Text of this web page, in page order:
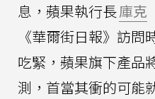
息，蘋果執行長庫克
《華爾街日報》訪問
吃緊，蘋果旗下產品
測，首當其衝的可能